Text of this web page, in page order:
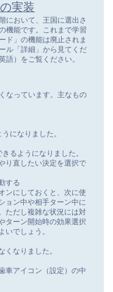
実装
において、王国に選出さ
機能です。これまで学習
ド」の機能は廃止されま
ル「詳細」から見てくだ
英語）をご覧ください。
なっています。主なもの
になりました。
るようになりました。
り直したい決定を選択で
する
ンにしておくと、次に使
ョン中や相手ターン中に
ただし複雑な状況には対
ターン開始時の効果選択
いでしょう。
くなりました。
車アイコン（設定）の中